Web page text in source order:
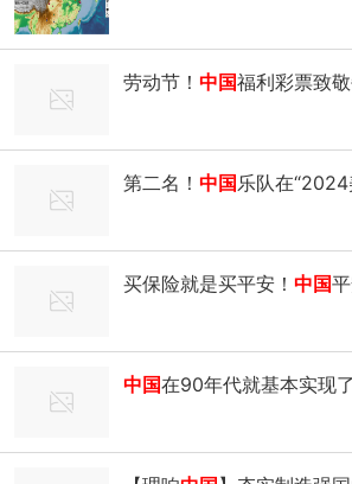
劳动节！ 中国福利彩票致
第二名！ 中国乐队在
乐比赛”中脱颖而出｜歌曲
网易新闻
买保险就是买平安！ 中国
中国在90年代就基本实现
21世纪，父母的介入似乎
席第1111位讲者_腾讯新闻